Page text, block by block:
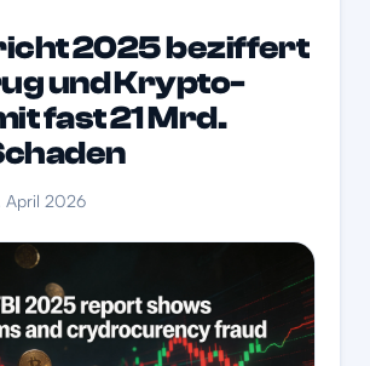
2025 beziffert
und Krypto-
fast 21 Mrd.
April 2026